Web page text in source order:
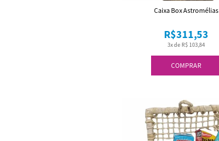
COMPRAR
3x de R$ 103,84
R$311,53
Caixa Box Astromélias